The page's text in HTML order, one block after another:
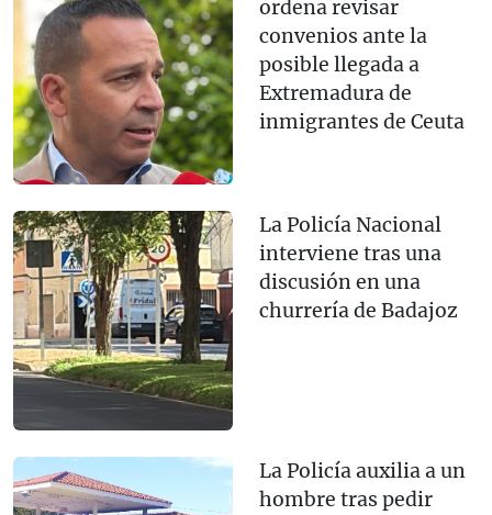
ordena revisar
convenios ante la
posible llegada a
Extremadura de
inmigrantes de Ceuta
La Policía Nacional
interviene tras una
discusión en una
churrería de Badajoz
La Policía auxilia a un
hombre tras pedir